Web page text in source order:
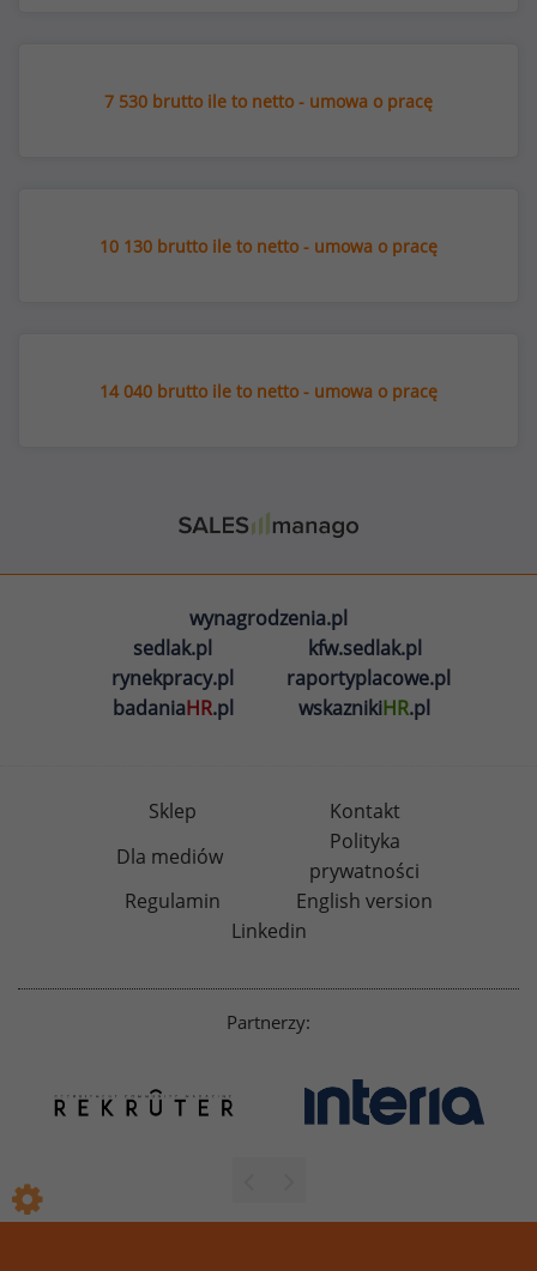
7 530 brutto ile to netto - umowa o pracę
10 130 brutto ile to netto - umowa o pracę
14 040 brutto ile to netto - umowa o pracę
wynagrodzenia.pl
sedlak.pl
kfw.sedlak.pl
rynekpracy.pl
raportyplacowe.pl
badaniaHR.pl wskaznikiHR.pl
Sklep
Kontakt
Dla mediów
Polityka
prywatności
Regulamin
English version
Linkedin
Partnerzy: